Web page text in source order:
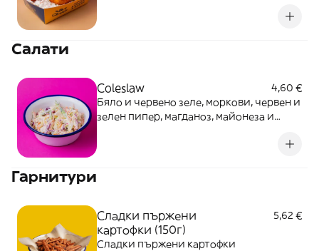
Салати
Coleslaw
4,60 €
Бяло и червено зеле, моркови, червен и
зелен пипер, магданоз, майонеза и
Гарнитури
Сладки пържени
картофки (150г)
5,62 €
Сладки пържени картофки